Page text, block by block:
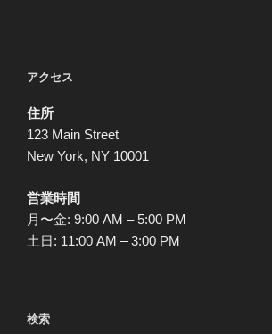
ー
シ
ョ
ン
アクセス
住所
123 Main Street
New York, NY 10001
営業時間
月〜金: 9:00 AM – 5:00 PM
土日: 11:00 AM – 3:00 PM
検索